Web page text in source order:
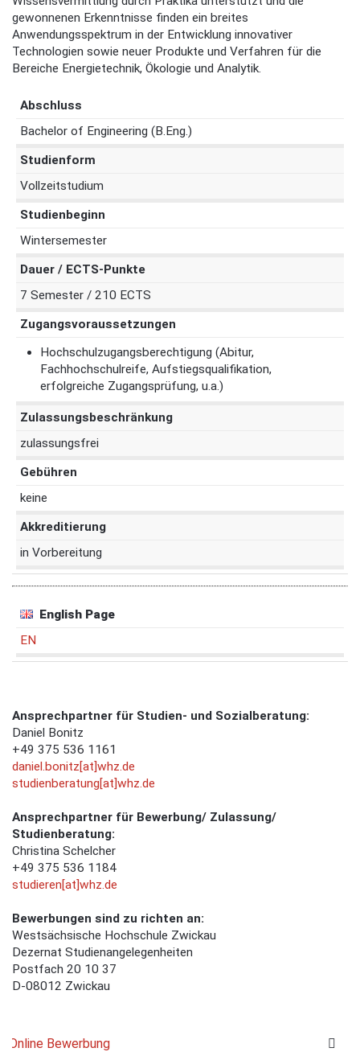
gewonnenen Erkenntnisse finden ein breites
Anwendungsspektrum in der Entwicklung innovativer
Technologien sowie neuer Produkte und Verfahren für die
Bereiche Energietechnik, Ökologie und Analytik.
Abschluss
Bachelor of Engineering (B.Eng.)
Studienform
Vollzeitstudium
Studienbeginn
Wintersemester
Dauer / ECTS-Punkte
7 Semester / 210 ECTS
Zugangsvoraussetzungen
Hochschulzugangsberechtigung (Abitur,
Fachhochschulreife, Aufstiegsqualifikation,
erfolgreiche Zugangsprüfung, u.a.)
Zulassungsbeschränkung
zulassungsfrei
Gebühren
keine
Akkreditierung
in Vorbereitung
English Page
EN
Ansprechpartner für Studien- und Sozialberatung:
Daniel Bonitz
+49 375 536 1161
daniel.bonitz[at]whz.de
studienberatung[at]whz.de
Ansprechpartner für Bewerbung/ Zulassung/
Studienberatung:
Christina Schelcher
+49 375 536 1184
studieren[at]whz.de
Bewerbungen sind zu richten an:
Westsächsische Hochschule Zwickau
Dezernat Studienangelegenheiten
Postfach 20 10 37
D-08012 Zwickau
Online Bewerbung